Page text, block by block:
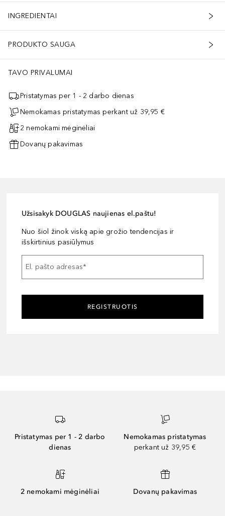
INGREDIENTAI
PRODUKTO SAUGA
TAVO PRIVALUMAI
Pristatymas per 1 - 2 darbo dienas
Nemokamas pristatymas perkant už 39,95 €
2 nemokami mėginėliai
Dovanų pakavimas
Užsisakyk DOUGLAS naujienas el.paštu!
Nuo šiol žinok viską apie grožio tendencijas ir
išskirtinius pasiūlymus
El. pašto adresas*
REGISTRUOTIS
Pristatymas per 1 - 2 darbo
dienas
Nemokamas pristatymas
perkant už 39,95 €
2 nemokami mėginėliai Dovanų pakavimas